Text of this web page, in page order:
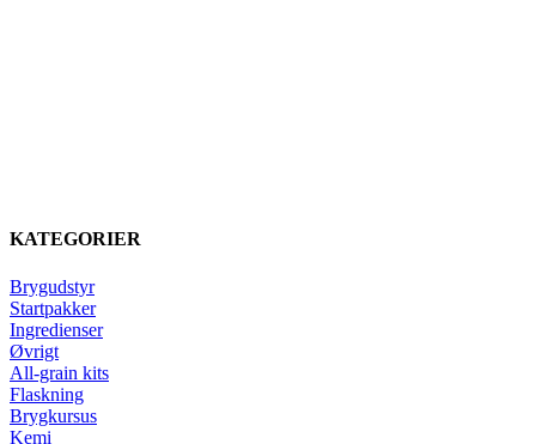
KATEGORIER
Brygudstyr
Startpakker
Ingredienser
Øvrigt
All-grain kits
Flaskning
Brygkursus
Kemi